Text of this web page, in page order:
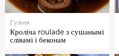
Гульня
Кроліча roulade з сушанымі
слівамі і беконам